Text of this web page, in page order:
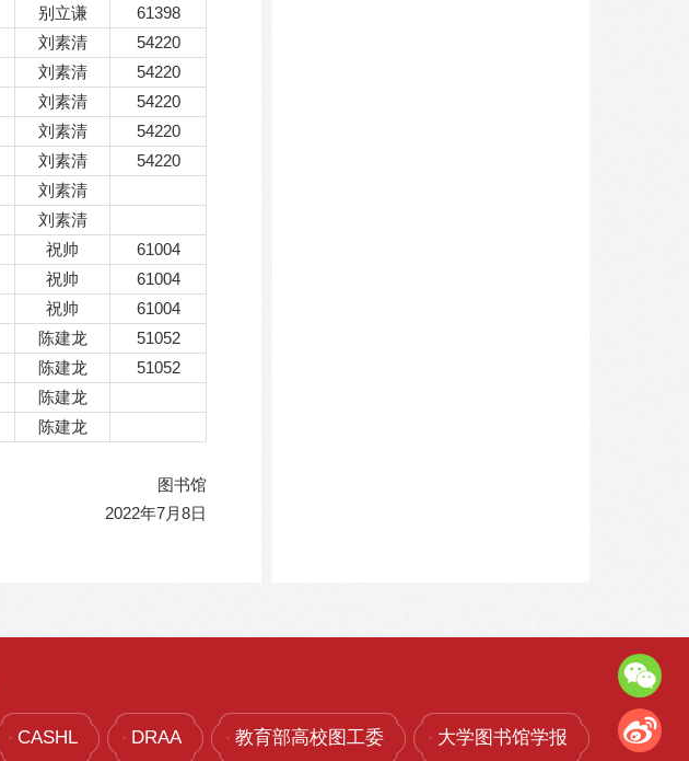
别立谦
61398
刘素清
54220
刘素清
54220
刘素清
54220
刘素清
54220
刘素清
54220
刘素清
刘素清
祝帅
61004
祝帅
61004
祝帅
61004
陈建龙
51052
陈建龙
51052
陈建龙
陈建龙
图书馆
2022年7月8日
CASHL DRAA 教育部高校图工委 大学图书馆学报